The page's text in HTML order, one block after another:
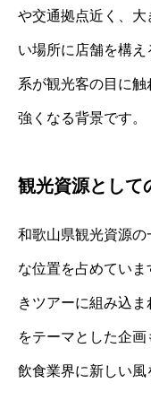
や交通拠点近く、大
い場所に店舗を構
系が観光客の目に
強くなる背景です。
観光資源として
和歌山県観光資源
な位置を占めてい
きツアーに組み込
をテーマとした企
飲食業界に新しい風